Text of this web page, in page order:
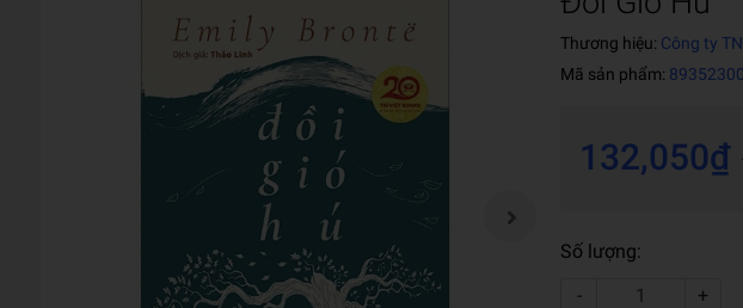
Thương hiệu: Công ty
Mã sản phẩm:
132,050₫
Số lượng:
-
+